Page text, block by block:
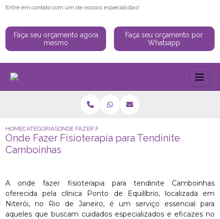
Entre em contato com um de nossos especialistas!
Faça seu orçamento agora
mesmo
Faça seu orçamento por
Whatsapp
HOMECATEGORIASONDE FAZER FISIOTERAPIA PARA TENDINITE CAMBOINHAS
Onde Fazer Fisioterapia para Tendinite
Camboinhas
A onde fazer fisioterapia para tendinite Camboinhas
oferecida pela clínica Ponto de Equilíbrio, localizada em
Niterói, no Rio de Janeiro, é um serviço essencial para
aqueles que buscam cuidados especializados e eficazes no